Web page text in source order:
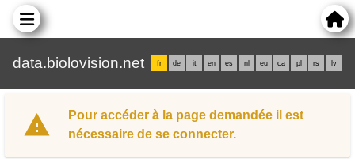
data.biolovision.net fr de it en es nl eu ca pl rs lv
Pour accéder à la page demandée il est
nécessaire de se connecter.